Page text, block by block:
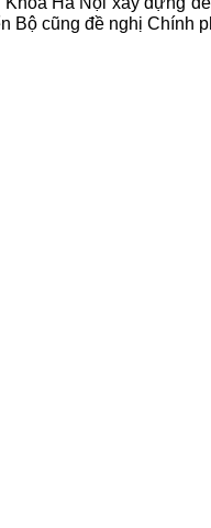
cũng đề nghị Chính